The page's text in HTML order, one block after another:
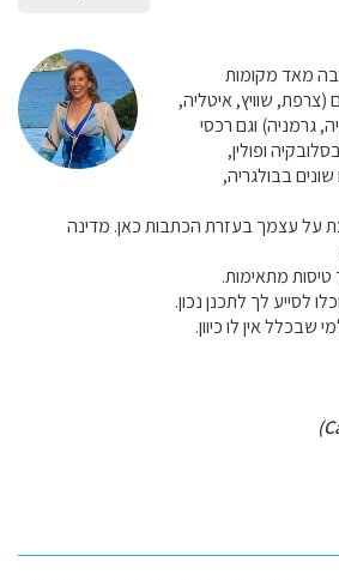
מאד מקומות
(צרפת, שוויץ, איטליה,
גרמניה) וגם רכסי
ופולין,
בבולגריה,
על עצמך בעזרת הכתבות כאן. מדינה
מתאימות.
לסייע לך לתכנן נכון.
אין לו כיוון.